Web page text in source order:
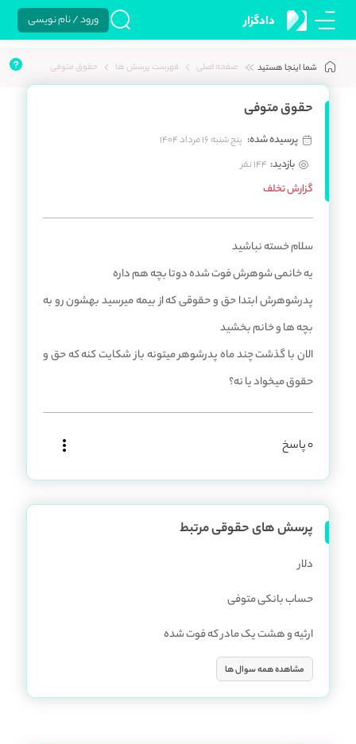
دادگزار ورود / نام نویسی
شما اینجا هستید صفحه اصلی فهرست پرسش ها حقوق متوفی
حقوق متوفی
پرسیده شده: پنج شنبه 16 مرداد 1404
بازدید: 144 نفر
گزارش تخلف
سلام خسته نباشید
یه خانمی شوهرش فوت شده دوتا بچه هم داره
پدرشوهرش ابتدا حق و حقوقی که از بیمه میرسید بهشون رو به
بچه ها و خانم بخشید
الان با گذشت چند ماه پدرشوهر میتونه باز شکایت کنه که حق و
حقوق میخواد یا نه؟
0 پاسخ
پرسش های حقوقی مرتبط
دلار
حساب بانکی متوفی
ارثیه و هشت یک مادر که فوت شده
مشاهده همه سوال ها